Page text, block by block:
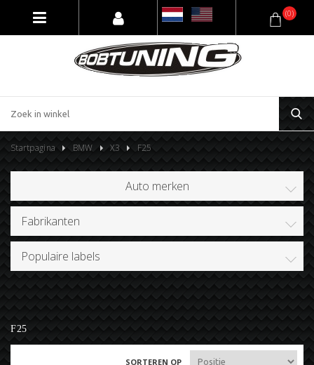
(0)
Startpagina BMW X3 F25
Auto merken
Fabrikanten
Populaire labels
F25
SORTEREN OP